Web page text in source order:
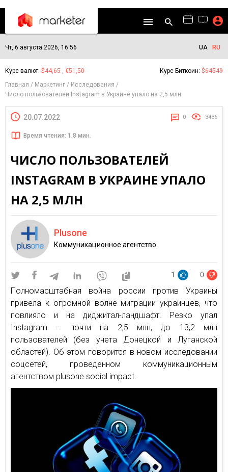
Чт, 6 августа 2026, 16:56 UA RU
Курс валют: $44,65 , €51,50 Курс Биткоин: $64549
Главная
Маркетинг
Исследования
Число пользователей Instagram в Украине упало на 2,5 млн
20.07.2022 0 3436
Время чтения: 1.8 мин.
ЧИСЛО ПОЛЬЗОВАТЕЛЕЙ
INSTAGRAM В УКРАИНЕ УПАЛО
НА 2,5 МЛН
Plusone
Коммуникационное агентство
1 0
Полномасштабная война россии против Украины
привела к огромной волне миграции украинцев, что
повлияло и на диджитал-ландшафт. Резко упал
Instagram – почти на 2,5 млн, до 13,2 млн
пользователей (без учета Донецкой и Луганской
областей). Об этом говорится в новом исследовании
соцсетей, проведенном коммуникационным
агентством plusone social impact.